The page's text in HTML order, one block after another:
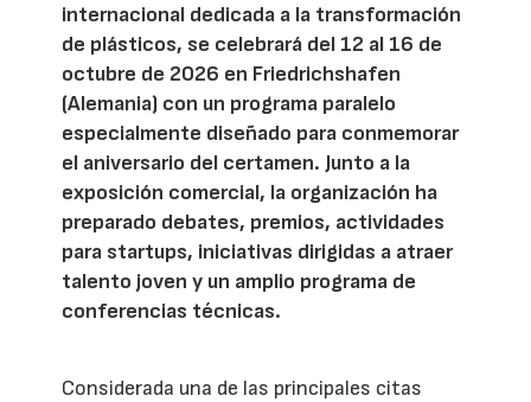
internacional dedicada a la transformación
de plásticos, se celebrará del 12 al 16 de
octubre de 2026 en Friedrichshafen
(Alemania) con un programa paralelo
especialmente diseñado para conmemorar
el aniversario del certamen. Junto a la
exposición comercial, la organización ha
preparado debates, premios, actividades
para startups, iniciativas dirigidas a atraer
talento joven y un amplio programa de
conferencias técnicas.
Considerada una de las principales citas